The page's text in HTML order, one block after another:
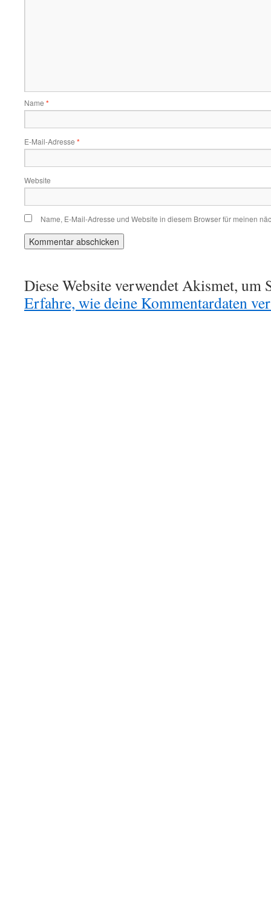
Name *
E-Mail-Adresse *
Website
Name, E-Mail-Adresse und Website in diesem Browser für meinen
Diese Website verwendet Akismet, um
Erfahre, wie deine Kommentardaten